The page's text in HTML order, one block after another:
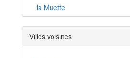
la Muette
Le Petit Drancy
Les Oiseaux
Villes voisines